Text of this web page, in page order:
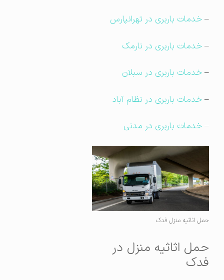
خدمات باربری در تهرانپارس
خدمات باربری در نارمک
خدمات باربری در سبلان
خدمات باربری در نظام آباد
خدمات باربری در مدنی
حمل اثاثیه منزل فدک
حمل اثاثیه منزل در
فدک